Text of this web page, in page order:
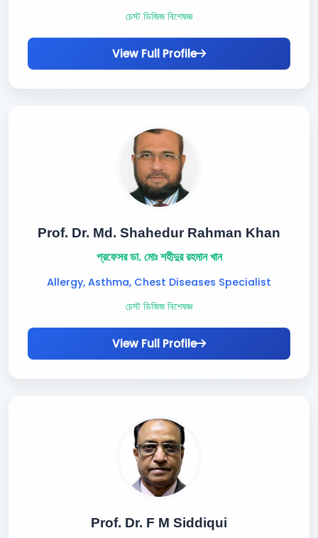
চেস্ট ডিজিজ বিশেষজ্ঞ
View Full Profile
Prof. Dr. Md. Shahedur Rahman Khan
প্রফেসর ডা. মোঃ শহীদুর রহমান খান
Allergy, Asthma, Chest Diseases Specialist
চেস্ট ডিজিজ বিশেষজ্ঞ
View Full Profile
Prof. Dr. F M Siddiqui